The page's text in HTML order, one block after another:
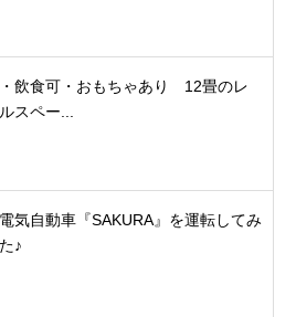
飲食可・おもちゃあり 12畳のレ
スペー...
気自動車『SAKURA』を運転してみ
♪